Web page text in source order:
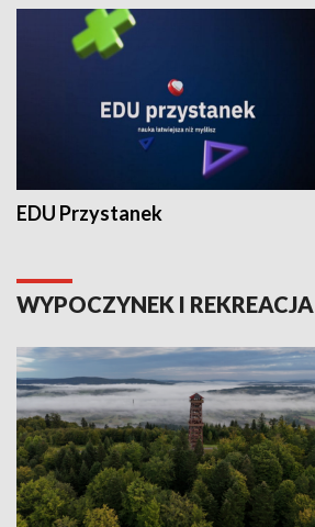
EDU Przystanek
WYPOCZYNEK I REKREACJA